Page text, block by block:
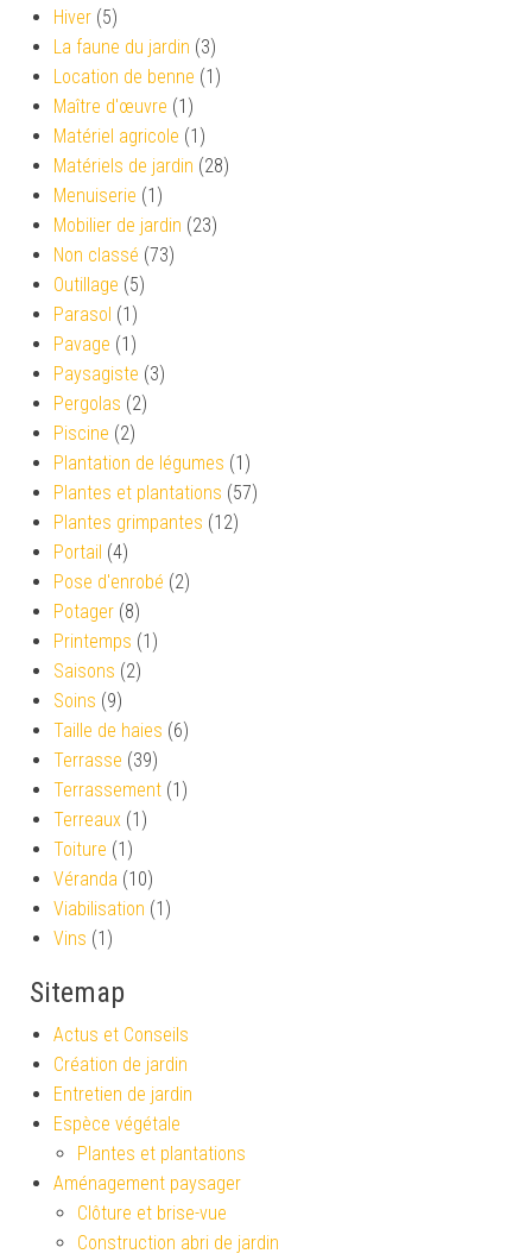
Hiver (5)
La faune du jardin (3)
Location de benne (1)
Maître d'œuvre (1)
Matériel agricole (1)
Matériels de jardin (28)
Menuiserie (1)
Mobilier de jardin (23)
Non classé (73)
Outillage (5)
Parasol (1)
Pavage (1)
Paysagiste (3)
Pergolas (2)
Piscine (2)
Plantation de légumes (1)
Plantes et plantations (57)
Plantes grimpantes (12)
Portail (4)
Pose d'enrobé (2)
Potager (8)
Printemps (1)
Saisons (2)
Soins (9)
Taille de haies (6)
Terrasse (39)
Terrassement (1)
Terreaux (1)
Toiture (1)
Véranda (10)
Viabilisation (1)
Vins (1)
Sitemap
Actus et Conseils
Création de jardin
Entretien de jardin
Espèce végétale
Plantes et plantations
Aménagement paysager
Clôture et brise-vue
Construction abri de jardin